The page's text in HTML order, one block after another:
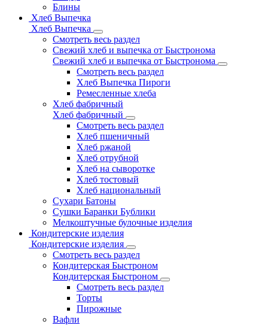
Блины
Хлеб Выпечка
Хлеб Выпечка
Смотреть весь раздел
Свежий хлеб и выпечка от Быстронома
Свежий хлеб и выпечка от Быстронома
Смотреть весь раздел
Хлеб Выпечка Пироги
Ремесленные хлеба
Хлеб фабричный
Хлеб фабричный
Смотреть весь раздел
Хлеб пшеничный
Хлеб ржаной
Хлеб отрубной
Хлеб на сыворотке
Хлеб тостовый
Хлеб национальный
Сухари Батоны
Сушки Баранки Бублики
Мелкоштучные булочные изделия
Кондитерские изделия
Кондитерские изделия
Смотреть весь раздел
Кондитерская Быстроном
Кондитерская Быстроном
Смотреть весь раздел
Торты
Пирожные
Вафли